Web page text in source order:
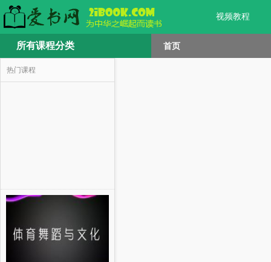
视频教程
所有课程分类 首页
热门课程